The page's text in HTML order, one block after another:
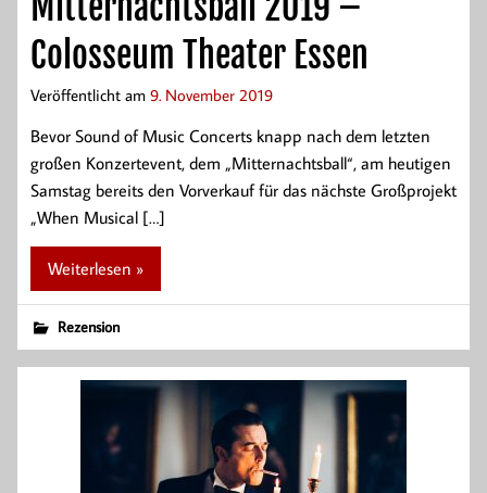
Colosseum Theater Essen
Veröffentlicht am 9. November 2019
Bevor Sound of Music Concerts knapp nach dem letzten
großen Konzertevent, dem „Mitternachtsball“, am heutigen
Samstag bereits den Vorverkauf für das nächste Großprojekt
„When Musical […]
Weiterlesen »
Rezension